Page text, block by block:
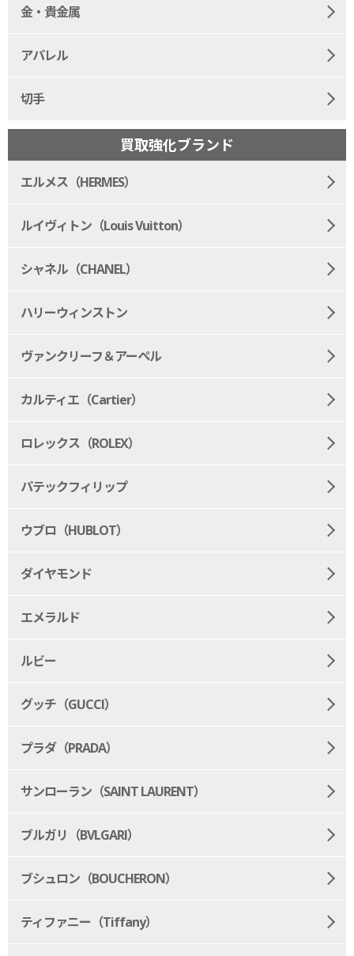
金・貴金属
アパレル
切手
買取強化ブランド
エルメス（HERMES）
ルイヴィトン（Louis Vuitton）
シャネル（CHANEL）
ハリーウィンストン
ヴァンクリーフ＆アーペル
カルティエ（Cartier）
ロレックス（ROLEX）
パテックフィリップ
ウブロ（HUBLOT）
ダイヤモンド
エメラルド
ルビー
グッチ（GUCCI）
プラダ（PRADA）
サンローラン（SAINT LAURENT）
ブルガリ（BVLGARI）
ブシュロン（BOUCHERON）
ティファニー（Tiffany）